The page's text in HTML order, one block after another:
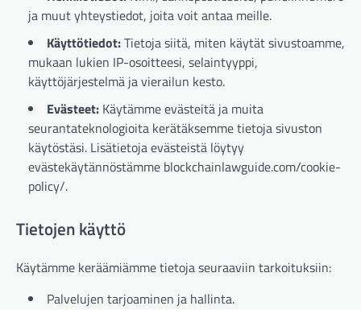
ja muut yhteystiedot, joita voit antaa meille.
Käyttötiedot:Tietoja siitä, miten käytät sivustoamme,
mukaan lukien IP-osoitteesi, selaintyyppi,
käyttöjärjestelmä ja vierailun kesto.
Evästeet: Käytämme evästeitä ja muita
seurantateknologioita kerätäksemme tietoja sivuston
käytöstäsi. Lisätietoja evästeistä löytyy
evästekäytännöstämme blockchainlawguide.com/cookie-
policy/.
Tietojen käyttö
Käytämme keräämiämme tietoja seuraaviin tarkoituksiin:
Palvelujen tarjoaminen ja hallinta.